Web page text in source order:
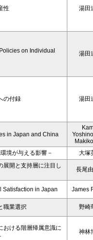
性 湯田
on Individual
湯田
の付録 湯田
in Japan and China
境が与える影響－
大塚
展開と支持層に注目し
長尾
Satisfaction in Japan James
職業選択 野崎
おける階層帰属意識に
神林